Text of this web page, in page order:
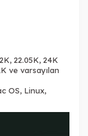
22.05K, 24K
ve varsayılan
OS, Linux,